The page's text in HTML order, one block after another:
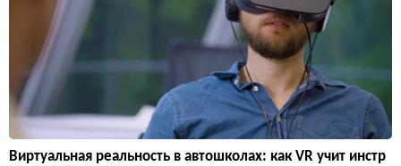
Виртуальная реальность в автошколах: как VR учит инстр